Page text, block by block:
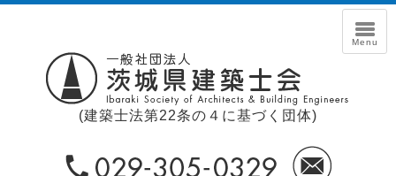
(建築士法第22条の４に基づく団体)